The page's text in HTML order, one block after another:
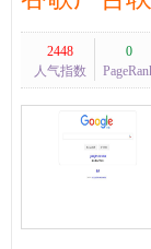
2448
人气指数
0